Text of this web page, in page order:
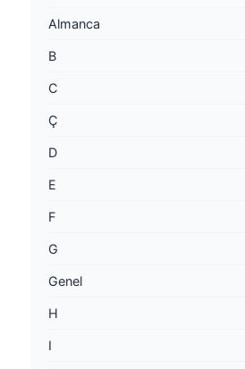
Almanca
B
C
Ç
D
E
F
G
Genel
H
I